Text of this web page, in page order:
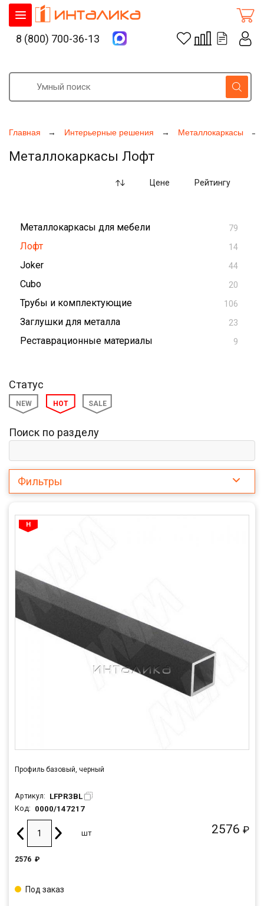
Главная Интерьерные решения Металлокаркасы
Металлокаркасы Лофт
Цене Рейтингу
Металлокаркасы для мебели 79
Лофт 14
Joker 44
Cubo 20
Трубы и комплектующие 106
Заглушки для металла 23
Реставрационные материалы 9
Статус
NEW HOT SALE
Поиск по разделу
Фильтры
Профиль базовый, черный
Артикул: LFPR3BL
Код: 0000/147217
2576 ₽
шт
2576 ₽
Под заказ
8 (800) 700-36-13